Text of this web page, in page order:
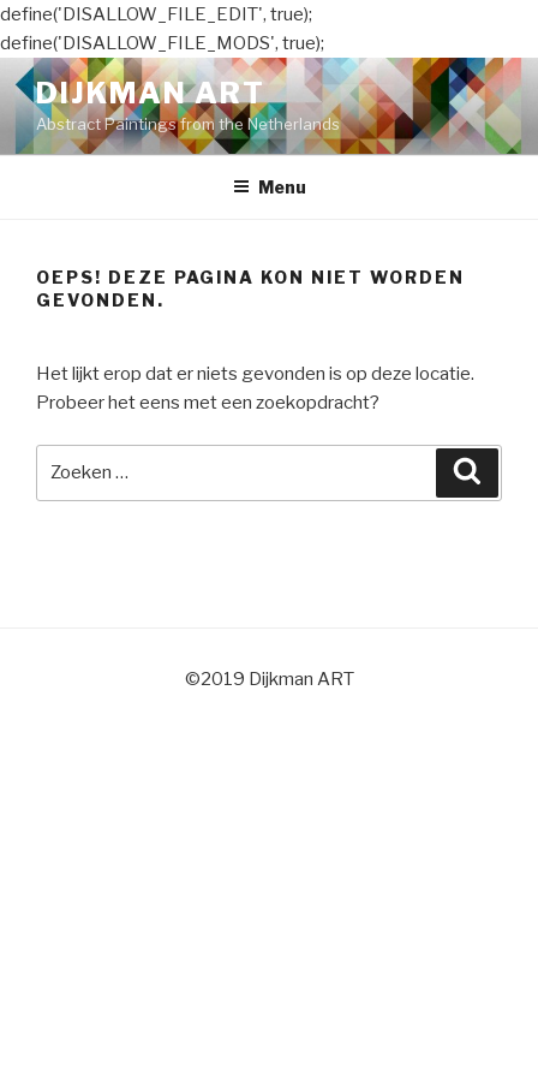
define('DISALLOW_FILE_EDIT', true);
define('DISALLOW_FILE_MODS', true);
Naar
de
inhoud
springen
DIJKMAN ART
Abstract Paintings from the Netherlands
Menu
OEPS! DEZE PAGINA KON NIET WORDEN
GEVONDEN.
Het lijkt erop dat er niets gevonden is op deze locatie.
Probeer het eens met een zoekopdracht?
©2019 Dijkman ART